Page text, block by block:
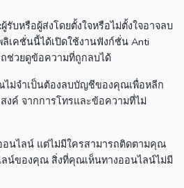
ผู้รับหรือผู้ส่งโดยตั้งใจหรือไม่ตั้งใจอาจลบ
เคชั่นนี้ได้เปิดใช้งานฟังก์ชั่น Anti
ช่วยดูข้อความที่ถูกลบได้
ม่จำเป็นต้องลบบัญชีของคุณเพื่อหลีก
งค์ จากการโทรและข้อความที่ไม่
นไลน์ แต่ไม่มีใครสามารถติดตามคุณ
ลน์ของคุณ สิ่งที่คุณเห็นทางออนไลน์ไม่มี